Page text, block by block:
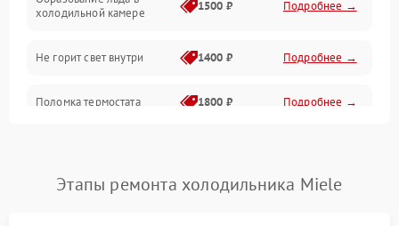
холодильной камере
1500 ₽ Подробнее →
Не горит свет внутри 1400 ₽ Подробнее →
Поломка термостата 1800 ₽ Подробнее →
Поломка системы No Frost 2600 ₽ Подробнее →
Этапы ремонта холодильника Miele